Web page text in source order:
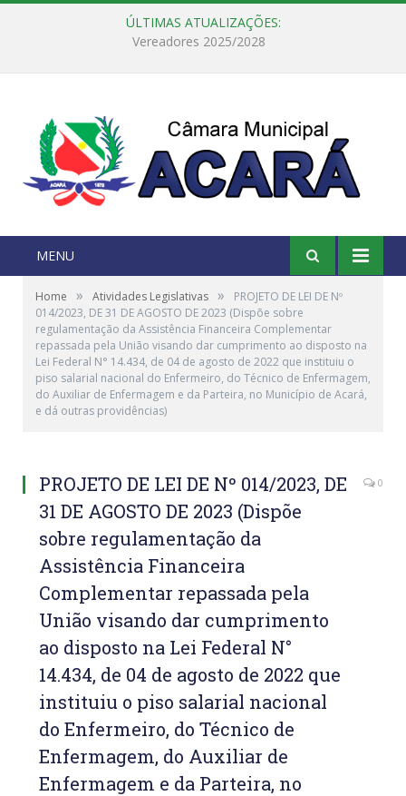
ÚLTIMAS ATUALIZAÇÕES:
MENU
Home » Atividades Legislativas »
PROJETO DE LEI DE Nº
014/2023, DE 31 DE AGOSTO DE 2023 (Dispõe sobre
regulamentação da Assistência Financeira Complementar
repassada pela União visando dar cumprimento ao disposto na
Lei Federal N° 14.434, de 04 de agosto de 2022 que instituiu o
piso salarial nacional do Enfermeiro, do Técnico de Enfermagem,
do Auxiliar de Enfermagem e da Parteira, no Município de Acará,
e dá outras providências)
PROJETO DE LEI DE Nº 014/2023, DE
31 DE AGOSTO DE 2023 (Dispõe
sobre regulamentação da
Assistência Financeira
Complementar repassada pela
União visando dar cumprimento
ao disposto na Lei Federal N°
14.434, de 04 de agosto de 2022 que
instituiu o piso salarial nacional
do Enfermeiro, do Técnico de
Enfermagem, do Auxiliar de
Enfermagem e da Parteira, no
0